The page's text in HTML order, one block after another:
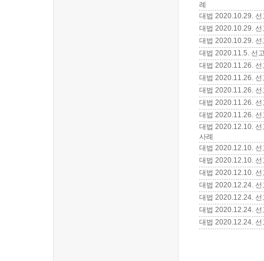
례
대법 2020.10.29.
대법 2020.10.29.
대법 2020.10.29.
대법 2020.11.5. 선
대법 2020.11.26.
대법 2020.11.26.
대법 2020.11.26.
대법 2020.11.26.
대법 2020.11.26.
대법 2020.12.10.
사례
대법 2020.12.10.
대법 2020.12.10.
대법 2020.12.10.
대법 2020.12.24.
대법 2020.12.24.
대법 2020.12.24.
대법 2020.12.24.